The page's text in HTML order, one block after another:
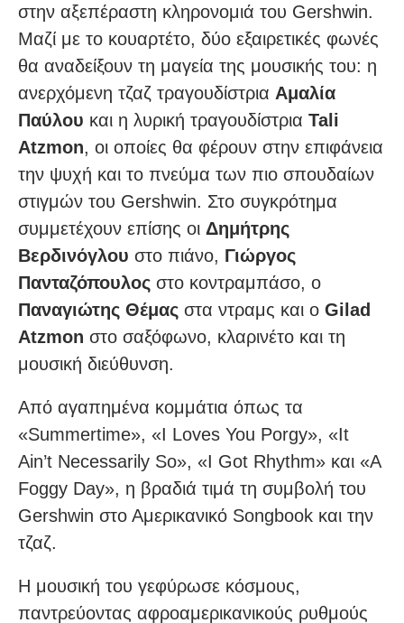
στην αξεπέραστη κληρονομιά του Gershwin.
Μαζί με το κουαρτέτο, δύο εξαιρετικές φωνές
θα αναδείξουν τη μαγεία της μουσικής του: η
ανερχόμενη τζαζ τραγουδίστρια Αμαλία
Παύλου και η λυρική τραγουδίστρια Tali
Atzmon, οι οποίες θα φέρουν στην επιφάνεια
την ψυχή και το πνεύμα των πιο σπουδαίων
στιγμών του Gershwin. Στο συγκρότημα
συμμετέχουν επίσης οι Δημήτρης
Βερδινόγλου στο πιάνο, Γιώργος
Πανταζόπουλος στο κοντραμπάσο, ο
Παναγιώτης Θέμας στα ντραμς και ο Gilad
Atzmon στο σαξόφωνο, κλαρινέτο και τη
μουσική διεύθυνση.
Από αγαπημένα κομμάτια όπως τα
«Summertime», «I Loves You Porgy», «It
Ain’t Necessarily So», «I Got Rhythm» και «A
Foggy Day», η βραδιά τιμά τη συμβολή του
Gershwin στο Αμερικανικό Songbook και την
τζαζ.
Η μουσική του γεφύρωσε κόσμους,
παντρεύοντας αφροαμερικανικούς ρυθμούς